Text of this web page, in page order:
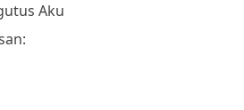
Aku